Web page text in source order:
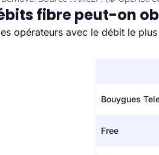
fibre peut-on
opérateurs avec le débit le
Bouygues
Free